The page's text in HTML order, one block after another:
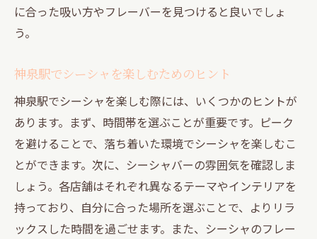
に合った吸い方やフレーバーを見つけると良いでしょ
う。
神泉駅でシーシャを楽しむためのヒント
神泉駅でシーシャを楽しむ際には、いくつかのヒントが
あります。まず、時間帯を選ぶことが重要です。ピーク
を避けることで、落ち着いた環境でシーシャを楽しむこ
とができます。次に、シーシャバーの雰囲気を確認しま
しょう。各店舗はそれぞれ異なるテーマやインテリアを
持っており、自分に合った場所を選ぶことで、よりリラ
ックスした時間を過ごせます。また、シーシャのフレー